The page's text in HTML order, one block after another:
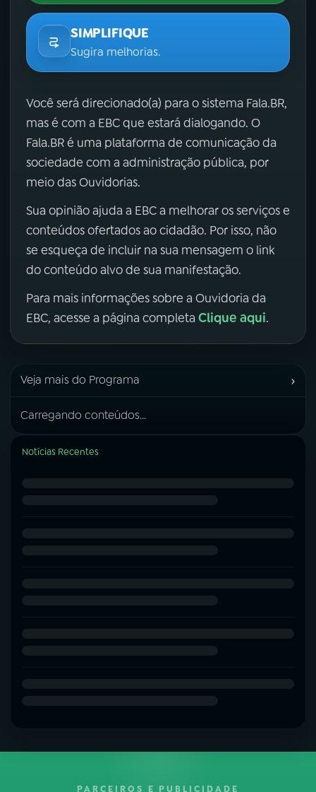
SIMPLIFIQUE
Sugira melhorias.
Você será direcionado(a) para o sistema Fala.BR,
mas é com a EBC que estará dialogando. O
Fala.BR é uma plataforma de comunicação da
sociedade com a administração pública, por
meio das Ouvidorias.
Sua opinião ajuda a EBC a melhorar os serviços e
conteúdos ofertados ao cidadão. Por isso, não
se esqueça de incluir na sua mensagem o link
do conteúdo alvo de sua manifestação.
Para mais informações sobre a Ouvidoria da
EBC, acesse a página completa Clique aqui.
Veja mais do Programa ›
Carregando conteúdos...
Notícias Recentes
PARCEIROS E PUBLICIDADE